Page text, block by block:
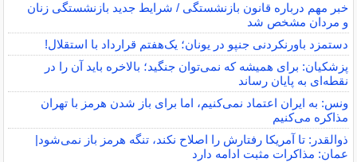
خبر مهم درباره قانون بازنشستگی / شرایط جدید بازنشستگی زنان
و مردان مشخص شد
دستمزد باورنکردنی جنپو در یونان؛ یک‌هفتم قرارداد با استقلال!
پزشکیان: برای همیشه که نمی‌توان جنگید؛ بالاخره باید آن را در
نقطه‌ای به پایان رساند
ونس: به ایران اعتماد نمی‌کنیم، اما برای باز شدن هرمز با تهران
مذاکره می‌کنیم
ذوالقدر: تا آمریکا رفتارش را اصلاح نکند، تنگه هرمز باز نمی‌شود|
عمان: مذاکرات مثبت ادامه دارد